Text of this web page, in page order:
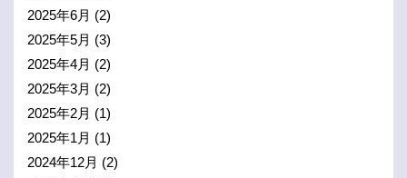
2025年6月 (2)
2025年5月 (3)
2025年4月 (2)
2025年3月 (2)
2025年2月 (1)
2025年1月 (1)
2024年12月 (2)